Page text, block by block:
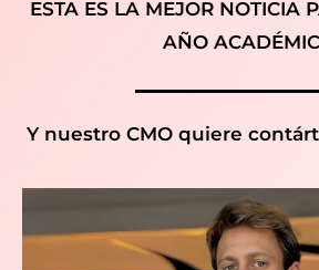
ESTA ES LA MEJOR NOTICIA
AÑO
Y nuestro CMO quiere